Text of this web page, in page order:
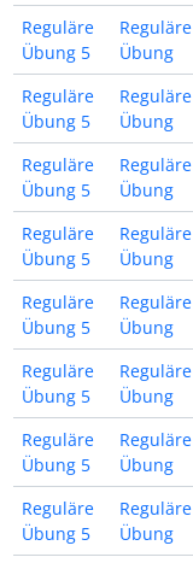
Reguläre
Übung 5
Reguläre
Übung
Reguläre
Übung 5
Reguläre
Übung
Reguläre
Übung 5
Reguläre
Übung
Reguläre
Übung 5
Reguläre
Übung
Reguläre
Übung 5
Reguläre
Übung
Reguläre
Übung 5
Reguläre
Übung
Reguläre
Übung 5
Reguläre
Übung
Reguläre
Übung 5
Reguläre
Übung